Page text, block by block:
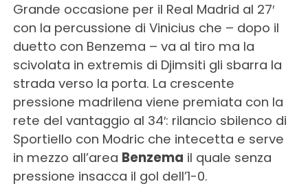
Grande occasione per il Real Madrid al 27′
con la percussione di Vinicius che – dopo il
duetto con Benzema – va al tiro ma la
scivolata in extremis di Djimsiti gli sbarra la
strada verso la porta. La crescente
pressione madrilena viene premiata con la
rete del vantaggio al 34′: rilancio sbilenco di
Sportiello con Modric che intecetta e serve
in mezzo all’area Benzema il quale senza
pressione insacca il gol dell’1-0.